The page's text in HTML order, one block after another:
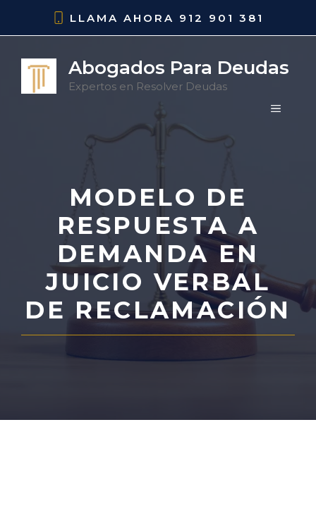
LLAMA AHORA 912 901 381
Abogados Para Deudas
Expertos en Resolver Deudas
MENÚ
MODELO DE
RESPUESTA A
DEMANDA EN
JUICIO VERBAL
DE RECLAMACIÓN